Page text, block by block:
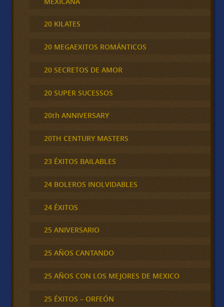
20 KILATES
20 MEGAEXITOS ROMÁNTICOS
20 SECRETOS DE AMOR
20 SUPER SUCESSOS
20th ANNIVERSARY
20TH CENTURY MASTERS
23 ÉXITOS BAILABLES
24 BOLEROS INOLVIDABLES
24 ÉXITOS
25 ANIVERSARIO
25 AÑOS CANTANDO
25 AÑOS CON LOS MEJORES DE MEXICO
25 ÉXITOS – ORFEÓN